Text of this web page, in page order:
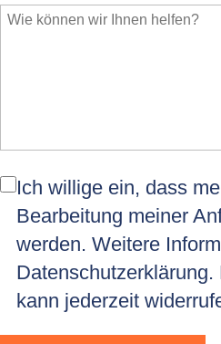
Ich willige ein, dass
Bearbeitung meiner
werden. Weitere
Datenschutzerklärung.
kann jederzeit